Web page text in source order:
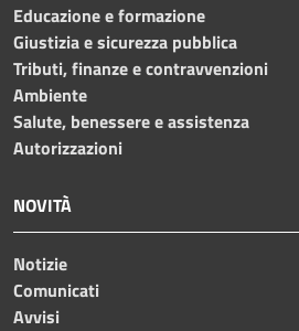
Educazione e formazione
Giustizia e sicurezza pubblica
Tributi, finanze e contravvenzioni
Ambiente
Salute, benessere e assistenza
Autorizzazioni
NOVITÀ
Notizie
Comunicati
Avvisi